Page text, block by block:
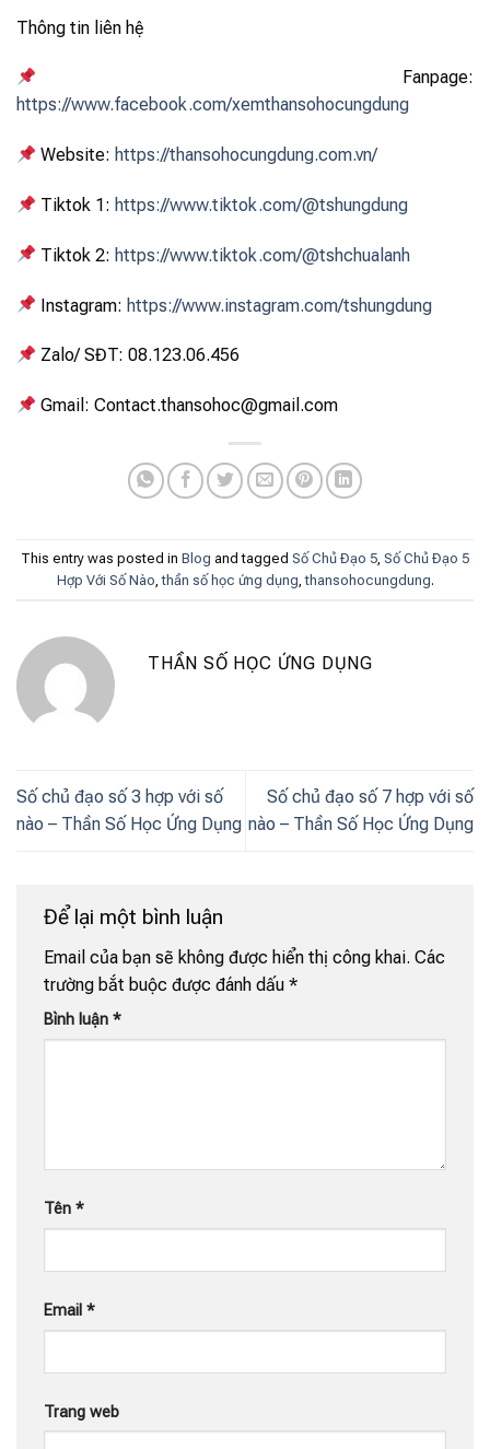
Thông tin liên hệ
Fanpage:
https://www.facebook.com/xemthansohocungdung
Website: https://thansohocungdung.com.vn/
Tiktok 1: https://www.tiktok.com/@tshungdung
Tiktok 2: https://www.tiktok.com/@tshchualanh
Instagram: https://www.instagram.com/tshungdung
Zalo/ SĐT: 08.123.06.456
Gmail: Contact.thansohoc@gmail.com
This entry was posted in Blog and tagged Số Chủ Đạo 5 Số Chủ Đạo 5
Hợp Với Số Nào ,thần số học ứng dụng ,thansohocungdung.
THẦN SỐ HỌC ỨNG DỤNG
Số chủ đạo số 3 hợp với số
nào – Thần Số Học Ứng Dụng
Số chủ đạo số 7 hợp với số
nào – Thần Số Học Ứng Dụng
Để lại một bình luận
Email của bạn sẽ không được hiển thị công khai. Các
trường bắt buộc được đánh dấu *
Bình luận *
Tên *
Email *
Trang web